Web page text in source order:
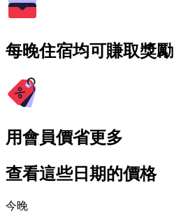
每晚住宿均可賺取獎勵
用會員價省更多
查看這些日期的價格
今晚